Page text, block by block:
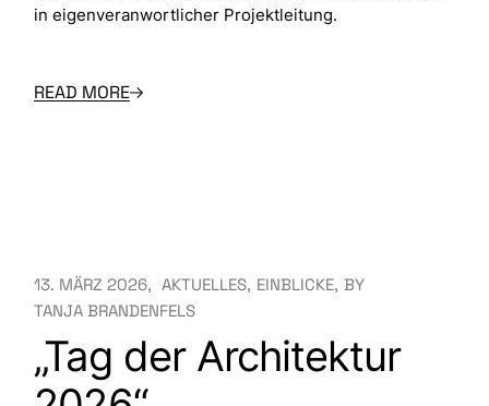
in eigenveranwortlicher Projektleitung.
READ MORE
13. MÄRZ 2026 AKTUELLES EINBLICKE BY
TANJA BRANDENFELS
„Tag der Architektur